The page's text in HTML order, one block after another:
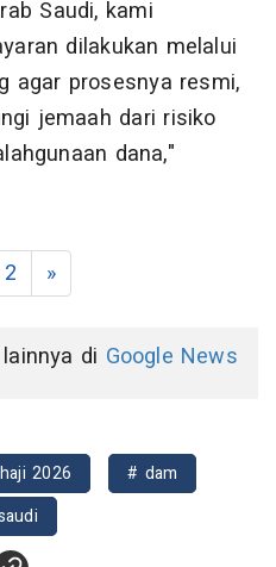
Saudi, kami
dilakukan melalui
agar prosesnya resmi,
jemaah dari risiko
dana,"
2 »
di Google News
2026
# dam